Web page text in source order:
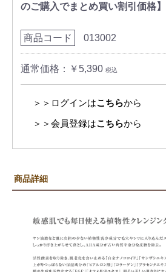
のご購入でまとめ買い割引価格】
商品コード 013002
通常価格：￥5,390 税込
＞＞ログインはこちらから
＞＞会員登録はこちらから
商品詳細